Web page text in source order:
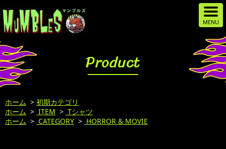
Product
ホーム > 初期カテゴリ
ホーム > ITEM > Tシャツ
ホーム > CATEGORY > HORROR & MOVIE